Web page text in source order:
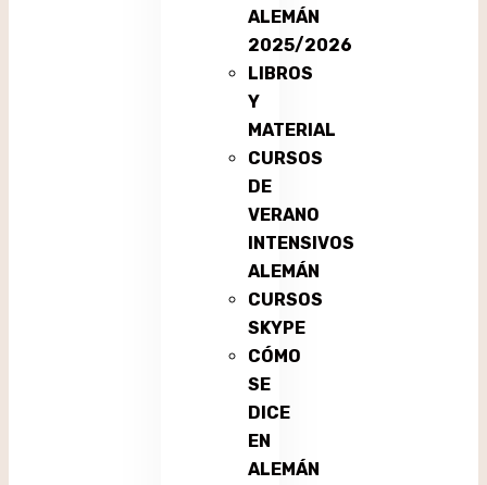
ALEMÁN
2025/2026
LIBROS
Y
MATERIAL
CURSOS
DE
VERANO
INTENSIVOS
ALEMÁN
CURSOS
SKYPE
CÓMO
SE
DICE
EN
ALEMÁN